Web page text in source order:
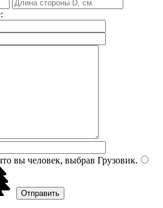
вы человек, выбрав Грузовик.